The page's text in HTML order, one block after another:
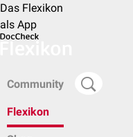
Das Flexikon
als App
Community
Flexikon